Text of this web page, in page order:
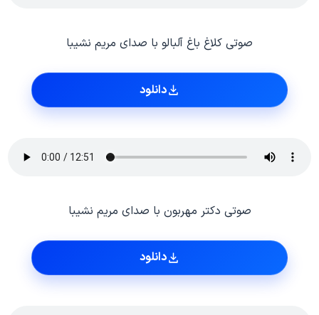
صوتی کلاغ باغ آلبالو با صدای مریم نشیبا
دانلود
صوتی دکتر مهربون با صدای مریم نشیبا
دانلود